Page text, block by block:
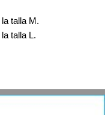
talla M.
talla L.